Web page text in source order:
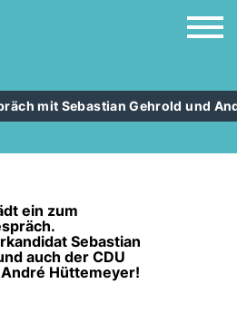
mit Sebastian Gehrold und
ein zum
Sebastian
auch der CDU
Hüttemeyer!